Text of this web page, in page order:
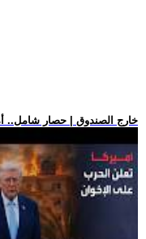
.. خارج الصندوق | حصار شامل..